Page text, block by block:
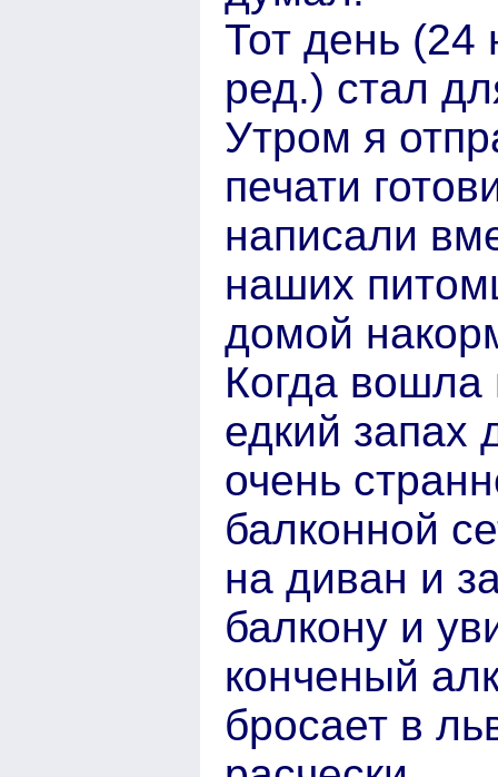
Тот день
ред.) стал
Утром я
печати
написали
наших
домой
Когда вошла
едкий запах
очень
балконной
на диван и
балкону и
конченый
бросает в